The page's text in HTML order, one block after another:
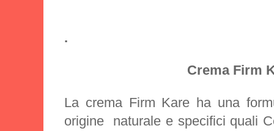
.
Crema Firm
La crema Firm Kare ha una
origine naturale e specifici quali